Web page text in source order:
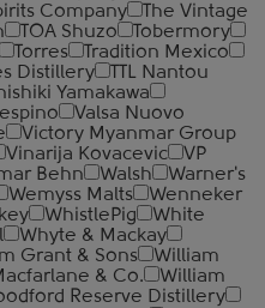
Company
The Vintage
TOA Shuzo
Tobermory
Torres
Tradition Mexico
Distillery
TTL Nantou
Yamakawa
Valsa Nuovo
Victory Myanmar Group
Vinarija Kovacevic
VP
Behn Walsh
Warner's
Wemyss Malts
Wenneker
WhistlePig
White
Whyte & Mackay
Grant & Sons
William
& Co.
William
Reserve Distillery